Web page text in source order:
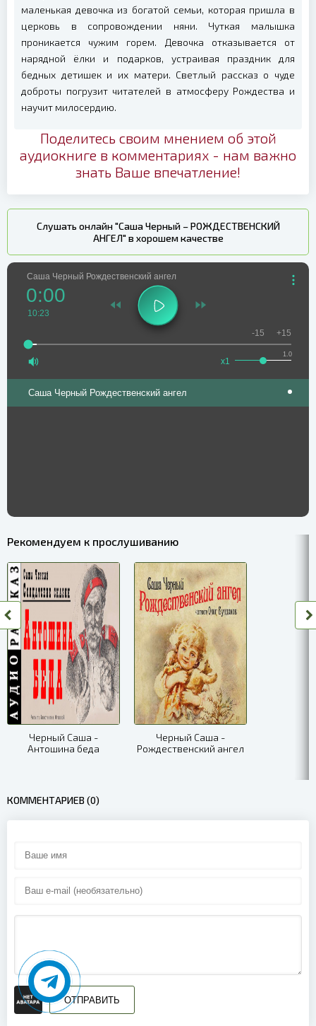
маленькая девочка из богатой семьи, которая пришла в
церковь в сопровождении няни. Чуткая малышка
проникается чужим горем. Девочка отказывается от
нарядной ёлки и подарков, устраивая праздник для
бедных детишек и их матери. Светлый рассказ о чуде
доброты погрузит читателей в атмосферу Рождества и
научит милосердию.
Поделитесь своим мнением об этой
аудиокниге в комментариях - нам важно
знать Ваше впечатление!
Слушать онлайн "Саша Черный – РОЖДЕСТВЕНСКИЙ
АНГЕЛ" в хорошем качестве
Саша Черный Рождественский ангел
0:00
10:23
1.0
x1
-15 +15
Саша Черный Рождественский ангел
Рекомендуем к прослушиванию
Черный Саша -
Антошина беда
Черный Саша -
Рождественский ангел
КОММЕНТАРИЕВ (0)
ОТПРАВИТЬ